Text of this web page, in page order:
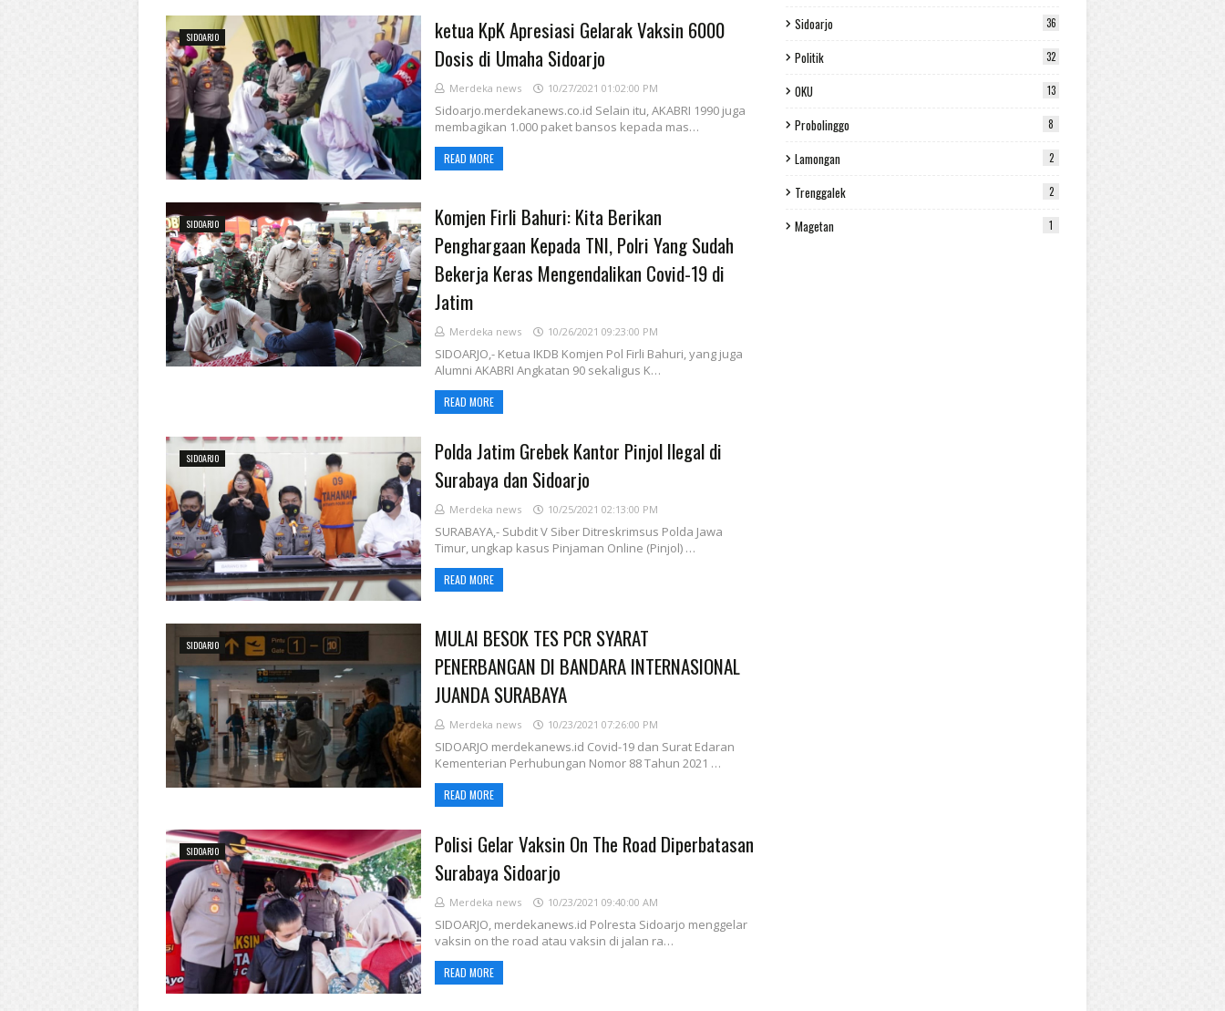
SIDOARJO
ketua KpK Apresiasi Gelarak Vaksin 6000
Dosis di Umaha Sidoarjo
Merdeka news 10/27/2021 01:02:00 PM
Sidoarjo.merdekanews.co.id Selain itu, AKABRI 1990 juga
membagikan 1.000 paket bansos kepada mas…
READ MORE
SIDOARJO
Komjen Firli Bahuri: Kita Berikan
Penghargaan Kepada TNI, Polri Yang Sudah
Bekerja Keras Mengendalikan Covid-19 di
Jatim
Merdeka news 10/26/2021 09:23:00 PM
SIDOARJO,- Ketua IKDB Komjen Pol Firli Bahuri, yang juga
Alumni AKABRI Angkatan 90 sekaligus K…
READ MORE
SIDOARJO
Polda Jatim Grebek Kantor Pinjol Ilegal di
Surabaya dan Sidoarjo
Merdeka news 10/25/2021 02:13:00 PM
SURABAYA,- Subdit V Siber Ditreskrimsus Polda Jawa
Timur, ungkap kasus Pinjaman Online (Pinjol) …
READ MORE
SIDOARJO
MULAI BESOK TES PCR SYARAT
PENERBANGAN DI BANDARA INTERNASIONAL
JUANDA SURABAYA
Merdeka news 10/23/2021 07:26:00 PM
SIDOARJO merdekanews.id Covid-19 dan Surat Edaran
Kementerian Perhubungan Nomor 88 Tahun 2021 …
READ MORE
SIDOARJO
Polisi Gelar Vaksin On The Road Diperbatasan
Surabaya Sidoarjo
Merdeka news 10/23/2021 09:40:00 AM
SIDOARJO, merdekanews.id Polresta Sidoarjo menggelar
vaksin on the road atau vaksin di jalan ra…
READ MORE
Sidoarjo 36
Politik 32
OKU 13
Probolinggo 8
Lamongan 2
Trenggalek 2
Magetan 1